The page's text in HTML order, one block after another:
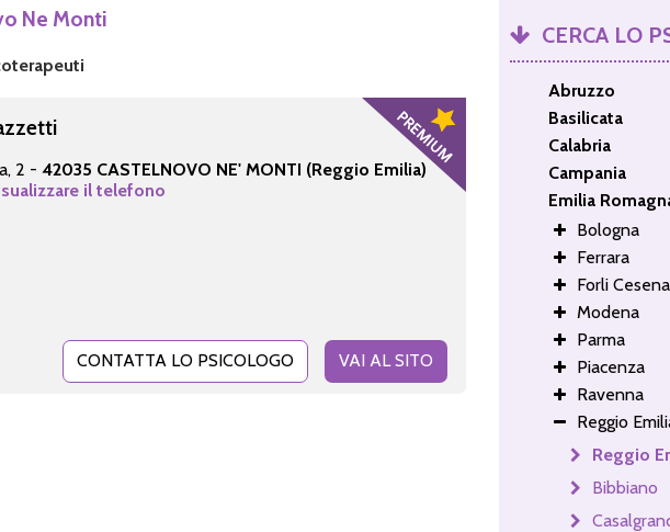
Ne Monti
2 -42035 CASTELNOVO NE' MONTI (Reggio Emilia)
il telefono
CONTATTA LO PSICOLOGO VAI AL SITO
CERCA LO
Abruzzo
Basilicata
Calabria
Campania
Emilia
Bologna
Ferrara
Forli Cesena
Modena
Parma
Piacenza
Ravenna
Reggio
Reggio
Bibbiano